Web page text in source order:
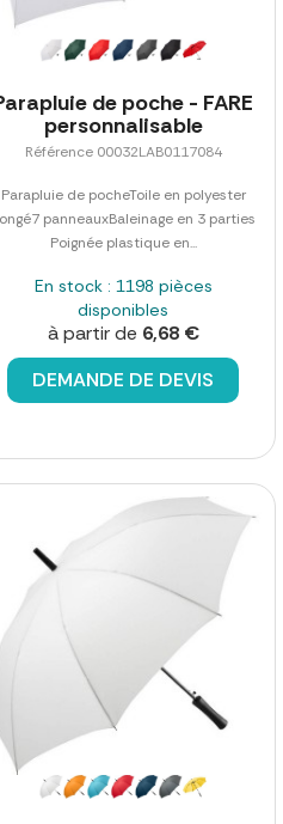
de poche - FARE
personnalisable
Référence 00032LAB0117084
Parapluie de pocheToile en polyester
panneauxBaleinage en 3 parties
Poignée plastique en...
En stock : 1198 pièces
disponibles
à partir de 6,68 €
DEMANDE DE DEVIS